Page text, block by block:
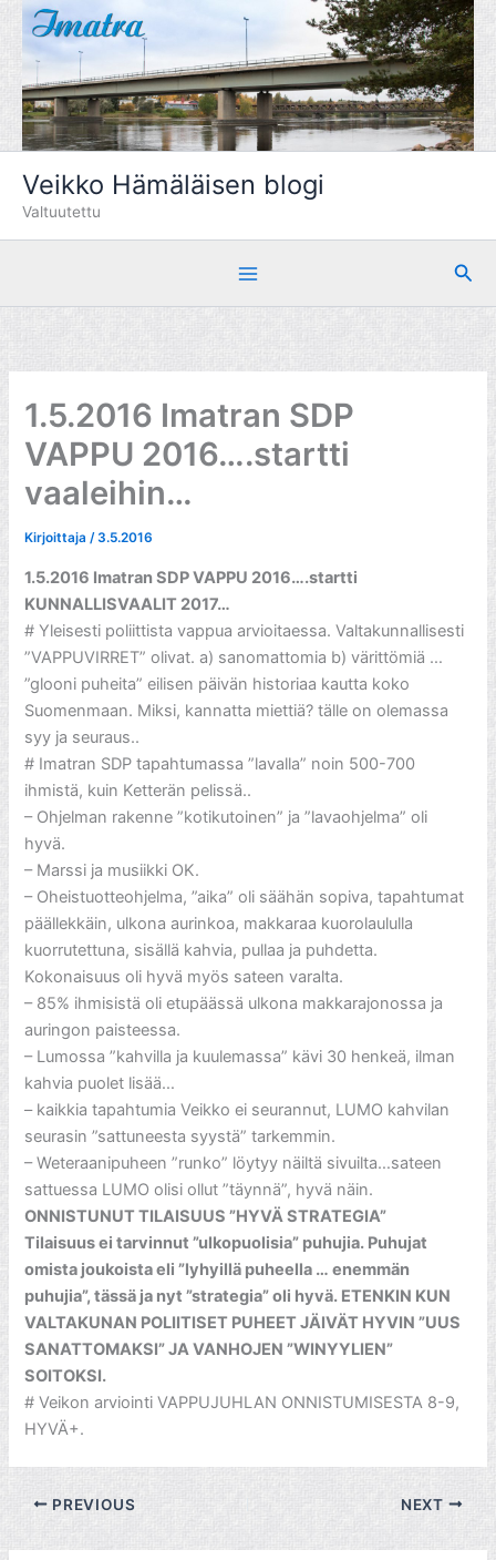
Siirry
sisältöön
Veikko Hämäläisen blogi
Valtuutettu
Hae
1.5.2016 Imatran SDP
VAPPU 2016….startti
vaaleihin…
Kirjoittaja/3.5.2016
1.5.2016 Imatran SDP VAPPU 2016….startti
KUNNALLISVAALIT 2017…
# Yleisesti poliittista vappua arvioitaessa. Valtakunnallisesti
”VAPPUVIRRET” olivat. a) sanomattomia b) värittömiä …
”glooni puheita” eilisen päivän historiaa kautta koko
Suomenmaan. Miksi, kannatta miettiä? tälle on olemassa
syy ja seuraus..
# Imatran SDP tapahtumassa ”lavalla” noin 500-700
ihmistä, kuin Ketterän pelissä..
– Ohjelman rakenne ”kotikutoinen” ja ”lavaohjelma” oli
hyvä.
– Marssi ja musiikki OK.
– Oheistuotteohjelma, ”aika” oli säähän sopiva, tapahtumat
päällekkäin, ulkona aurinkoa, makkaraa kuorolaululla
kuorrutettuna, sisällä kahvia, pullaa ja puhdetta.
Kokonaisuus oli hyvä myös sateen varalta.
– 85% ihmisistä oli etupäässä ulkona makkarajonossa ja
auringon paisteessa.
– Lumossa ”kahvilla ja kuulemassa” kävi 30 henkeä, ilman
kahvia puolet lisää…
– kaikkia tapahtumia Veikko ei seurannut, LUMO kahvilan
seurasin ”sattuneesta syystä” tarkemmin.
– Weteraanipuheen ”runko” löytyy näiltä sivuilta…sateen
sattuessa LUMO olisi ollut ”täynnä”, hyvä näin.
ONNISTUNUT TILAISUUS ”HYVÄ STRATEGIA”
Tilaisuus ei tarvinnut ”ulkopuolisia” puhujia. Puhujat
omista joukoista eli ”lyhyillä puheella … enemmän
puhujia”, tässä ja nyt ”strategia” oli hyvä. ETENKIN KUN
VALTAKUNAN POLIITISET PUHEET JÄIVÄT HYVIN ”UUS
SANATTOMAKSI” JA VANHOJEN ”WINYYLIEN”
SOITOKSI.
# Veikon arviointi VAPPUJUHLAN ONNISTUMISESTA 8-9,
HYVÄ+.
PREVIOUS NEXT